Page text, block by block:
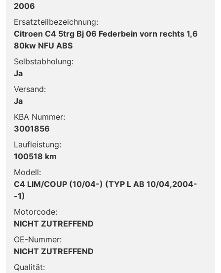
2006
Ersatzteilbezeichnung:
Citroen C4 5trg Bj 06 Federbein vorn rechts 1,6
80kw NFU ABS
Selbstabholung:
Ja
Versand:
Ja
KBA Nummer:
3001856
Laufleistung:
100518 km
Modell:
C4 LIM/COUP (10/04-) (TYP L AB 10/04,2004-
-1)
Motorcode:
NICHT ZUTREFFEND
OE-Nummer:
NICHT ZUTREFFEND
Qualität: